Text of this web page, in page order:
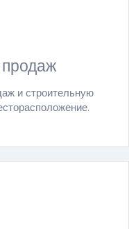
и строительную